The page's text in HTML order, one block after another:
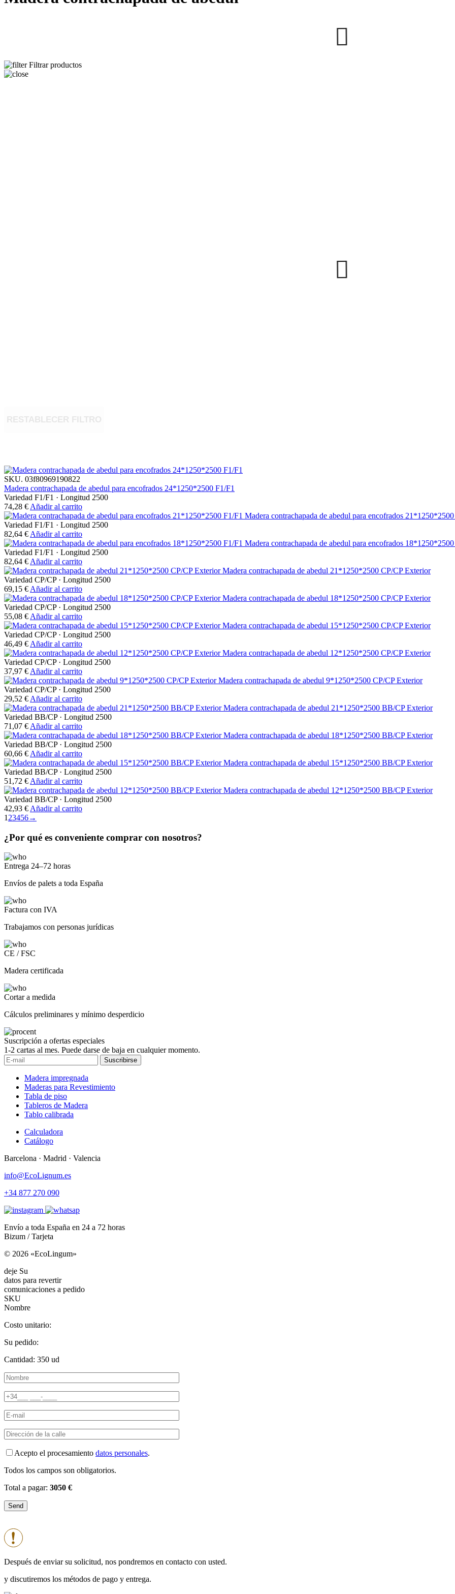
Filtrar productos
SKU. 03f80969190822
Madera contrachapada de abedul para encofrados 24*1250*2500 F1/F1
Variedad F1/F1 · Longitud 2500
74,28 € Añadir al carrito
Madera contrachapada de abedul para encofrados 21*1250*2500
Variedad F1/F1 · Longitud 2500
82,64 € Añadir al carrito
Madera contrachapada de abedul para encofrados 18*1250*2500
Variedad F1/F1 · Longitud 2500
82,64 € Añadir al carrito
Madera contrachapada de abedul 21*1250*2500 CP/CP Exterior
Variedad CP/CP · Longitud 2500
69,15 € Añadir al carrito
Madera contrachapada de abedul 18*1250*2500 CP/CP Exterior
Variedad CP/CP · Longitud 2500
55,08 € Añadir al carrito
Madera contrachapada de abedul 15*1250*2500 CP/CP Exterior
Variedad CP/CP · Longitud 2500
46,49 € Añadir al carrito
Madera contrachapada de abedul 12*1250*2500 CP/CP Exterior
Variedad CP/CP · Longitud 2500
37,97 € Añadir al carrito
Madera contrachapada de abedul 9*1250*2500 CP/CP Exterior
Variedad CP/CP · Longitud 2500
29,52 € Añadir al carrito
Madera contrachapada de abedul 21*1250*2500 BB/CP Exterior
Variedad BB/CP · Longitud 2500
71,07 € Añadir al carrito
Madera contrachapada de abedul 18*1250*2500 BB/CP Exterior
Variedad BB/CP · Longitud 2500
60,66 € Añadir al carrito
Madera contrachapada de abedul 15*1250*2500 BB/CP Exterior
Variedad BB/CP · Longitud 2500
51,72 € Añadir al carrito
Madera contrachapada de abedul 12*1250*2500 BB/CP Exterior
Variedad BB/CP · Longitud 2500
42,93 € Añadir al carrito
1 23456→
¿Por qué es conveniente comprar con nosotros?
Entrega 24–72 horas
Envíos de palets a toda España
Factura con IVA
Trabajamos con personas jurídicas
CE / FSC
Madera certificada
Cortar a medida
Cálculos preliminares y mínimo desperdicio
Suscripción a ofertas especiales
1-2 cartas al mes. Puede darse de baja en cualquier momento.
Suscribirse
Madera impregnada
Maderas para Revestimiento
Tabla de piso
Tableros de Madera
Tablo calibrada
Calculadora
Catálogo
Barcelona · Madrid · Valencia
info@EcoLignum.es
+34 877 270 090
Envío a toda España en 24 a 72 horas
Bizum / Tarjeta
© 2026 «EcoLingum»
deje Su
datos para revertir
comunicaciones a pedido
SKU
Nombre
Costo unitario:
Su pedido:
Cantidad: 350 ud
Acepto el procesamiento datos personales.
Todos los campos son obligatorios.
Total a pagar: 3050 €
Después de enviar su solicitud, nos pondremos en contacto con usted.
y discutiremos los métodos de pago y entrega.